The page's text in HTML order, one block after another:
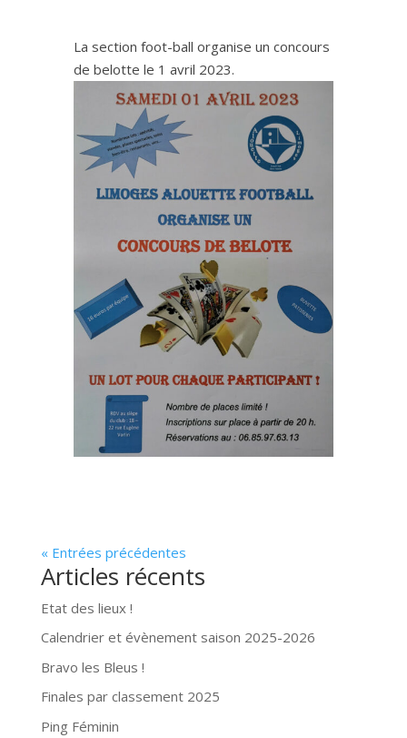
La section foot-ball organise un concours
de belotte le 1 avril 2023.
« Entrées précédentes
Articles récents
Etat des lieux !
Calendrier et évènement saison 2025-2026
Bravo les Bleus !
Finales par classement 2025
Ping Féminin